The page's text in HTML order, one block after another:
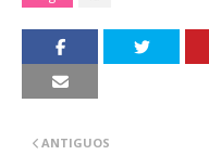
ANTIGUOS